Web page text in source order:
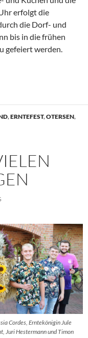
erfolgt die
die Dorf- und
bis in die frühen
gefeiert werden.
,ERNTEFEST,OTERSEN,
Cordes, Erntekönigin Jule
Juri Hestermann und Timon